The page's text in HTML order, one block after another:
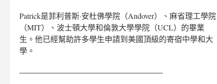
Patrick是菲利普斯·安杜佛學院（Andover）、麻省理工學院
（MIT）、波士頓大學和倫敦大學學院（UCL）的畢業
生。他已經幫助許多學生申請到美國頂級的寄宿中學和大
學。
——————————————————–